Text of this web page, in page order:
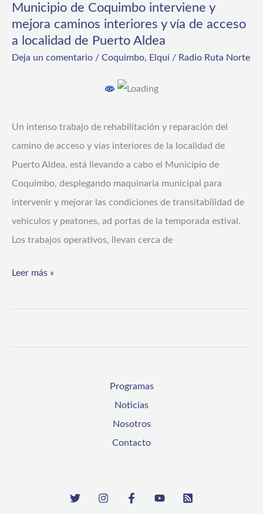
Municipio de Coquimbo interviene y
mejora caminos interiores y vía de acceso
a localidad de Puerto Aldea
Deja un comentario / Coquimbo, Elqui / Radio Ruta Norte
Un intenso trabajo de rehabilitación y reparación del
camino de acceso y vías interiores de la localidad de
Puerto Aldea, está llevando a cabo el Municipio de
Coquimbo, desplegando maquinaria municipal para
intervenir y mejorar las condiciones de transitabilidad de
vehículos y peatones, ad portas de la temporada estival.
Los trabajos operativos, llevan cerca de
Coquimbo
interviene
y
vía
de
acceso
a
localidad
de
Aldea
Leer más »
Programas
Noticias
Nosotros
Contacto